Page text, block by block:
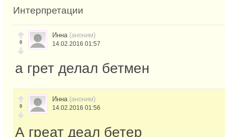
Интерпретации
0
Инна (аноним)
14.02.2016 01:57
а грет делал бетмен
0
Инна (аноним)
14.02.2016 01:56
А греат деал бетер